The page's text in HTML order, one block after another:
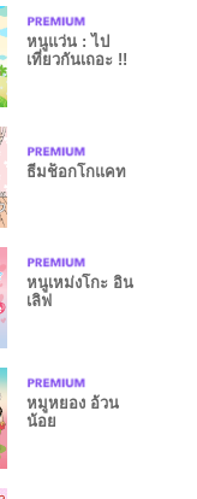
หนูแว่น : ไป
เที่ยวกันเถอะ !!
ธีมช็อกโกแคท
หนูเหม่งโกะ อิน
เลิฟ
หมูหยอง อ้วน
น้อย